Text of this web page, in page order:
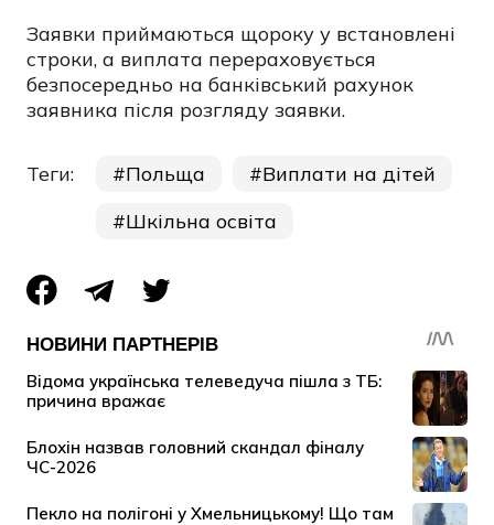
Заявки приймаються щороку у встановлені
строки, а виплата перераховується
безпосередньо на банківський рахунок
заявника після розгляду заявки.
Теги: Польща
Виплати на дітей
Шкільна освіта